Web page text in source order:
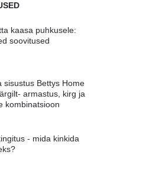
kaasa puhkusele:
soovitused
sisustus Bettys Home
armastus, kirg ja
kombinatsioon
- mida kinkida